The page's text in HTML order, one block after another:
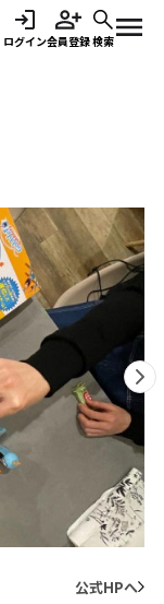
ログイン会員登録検索
公式HPへ